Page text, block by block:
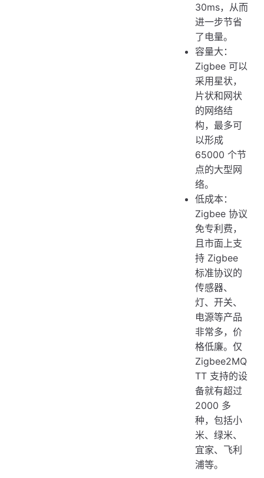
30ms，从而
进一步节省
了电量。
容量大：
Zigbee 可以
采用星状，
片状和网状
的网络结
构，最多可
以形成
65000 个节
点的大型网
络。
低成本：
Zigbee 协议
免专利费，
且市面上支
持 Zigbee
标准协议的
传感器、
灯、开关、
电源等产品
非常多，价
格低廉。仅
Zigbee2MQ
TT 支持的设
备就有超过
2000 多
种，包括小
米、绿米、
宜家、飞利
浦等。